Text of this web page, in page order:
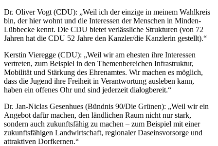
Dr. Oliver Vogt (CDU): „Weil ich der einzige in meinem Wahlkreis
bin, der hier wohnt und die Interessen der Menschen in Minden-
Lübbecke kennt. Die CDU bietet verlässliche Strukturen (von 72
Jahren hat die CDU 52 Jahre den Kanzler/die Kanzlerin gestellt).“
Kerstin Vieregge (CDU): „Weil wir am ehesten ihre Interessen
vertreten, zum Beispiel in den Themenbereichen Infrastruktur,
Mobilität und Stärkung des Ehrenamtes. Wir machen es möglich,
dass die Jugend ihre Freiheit in Verantwortung ausleben kann,
haben ein offenes Ohr und sind jederzeit dialogbereit.“
Dr. Jan-Niclas Gesenhues (Bündnis 90/Die Grünen): „Weil wir ein
Angebot dafür machen, den ländlichen Raum nicht nur stark,
sondern auch zukunftsfähig zu machen – zum Beispiel mit einer
zukunftsfähigen Landwirtschaft, regionaler Daseinsvorsorge und
attraktiven Dorfkernen.“